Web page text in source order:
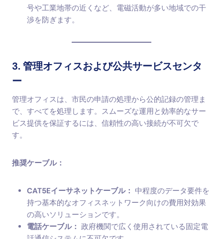
号や工業地帯の近くなど、電磁活動が多い地域での干
渉を防ぎます。
3. 管理オフィスおよび公共サービスセンタ
ー
管理オフィスは、市民の申請の処理から公的記録の管理ま
で、すべてを処理します。スムーズな運用と効率的なサー
ビス提供を保証するには、信頼性の高い接続が不可欠で
す。
推奨ケーブル：
CAT5Eイーサネットケーブル： 中程度のデータ要件を
持つ基本的なオフィスネットワーク向けの費用対効果
の高いソリューションです。
電話ケーブル： 政府機関で広く使用されている固定電